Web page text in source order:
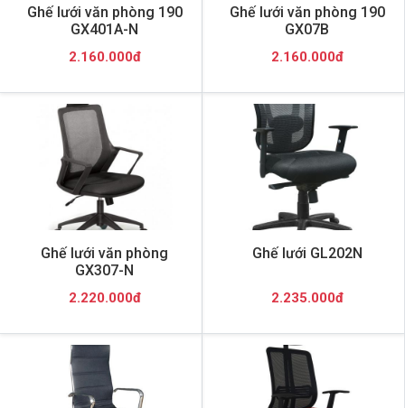
Ghế lưới văn phòng 190
GX401A-N
2.160.000đ
Ghế lưới văn phòng 190
GX07B
2.160.000đ
Ghế lưới văn phòng
GX307-N
2.220.000đ
Ghế lưới GL202N
2.235.000đ